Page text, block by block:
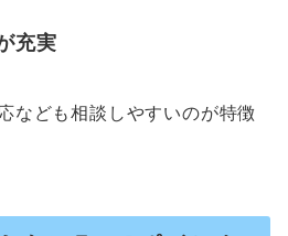
充実
なども相談しやすいのが特徴